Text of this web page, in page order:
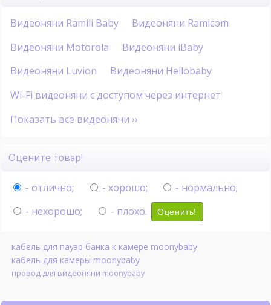
Видеоняни Ramili Baby
Видеоняни Ramicom
Видеоняни Motorola
Видеоняни iBaby
Видеоняни Luvion
Видеоняни Hellobaby
Wi-Fi видеоняни с доступом через интернет
Показать все видеоняни ››
Оцените товар!
- отлично; - хорошо;
- нормально;
- нехорошо;
- плохо. Оценить!
кабель для пауэр банка к камере moonybaby
кабель для камеры moonybaby
провод для видеоняни moonybaby